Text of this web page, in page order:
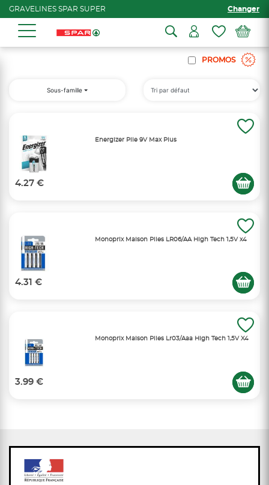
GRAVELINES SPAR SUPER Changer
PROMOS
Sous-famille
Energizer Pile 9V Max Plus
4.27 €
Monoprix Maison Piles LR06/AA High Tech 1,5V x4
4.31 €
Monoprix Maison Piles Lr03/Aaa High Tech 1,5V X4
3.99 €